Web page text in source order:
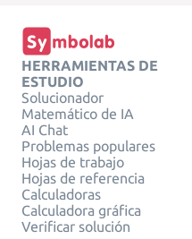
HERRAMIENTAS DE
ESTUDIO
Solucionador
Matemático de IA
AI Chat
Problemas populares
Hojas de trabajo
Hojas de referencia
Calculadoras
Calculadora gráfica
Verificar solución